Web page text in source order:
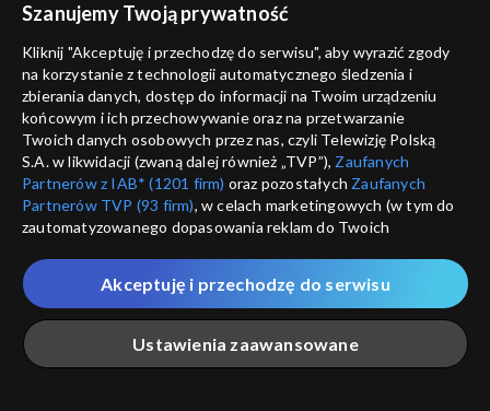
ANULUJ
informacje o dostawcy usług
Szanujemy Twoją prywatność
Kliknij "Akceptuję i przechodzę do serwisu", aby wyrazić zgody
na korzystanie z technologii automatycznego śledzenia i
zbierania danych, dostęp do informacji na Twoim urządzeniu
końcowym i ich przechowywanie oraz na przetwarzanie
Twoich danych osobowych przez nas, czyli Telewizję Polską
S.A. w likwidacji (zwaną dalej również „TVP”), Zaufanych
Partnerów z IAB* (1201 firm) oraz pozostałych Zaufanych
Partnerów TVP (93 firm), w celach marketingowych (w tym do
zautomatyzowanego dopasowania reklam do Twoich
które wskazujemy poniżej, a także zgody na udostępnianie
przez nas identyfikatora PPID do Google.
Twoje dane osobowe zbierane podczas odwiedzania przez
Ciebie naszych
poszczególnych serwisówzwanych dalej
„Portalem”, w tym informacje zapisywane za pomocą
Ustawienia zaawansowane
Akceptuję i przechodzę do serwisu